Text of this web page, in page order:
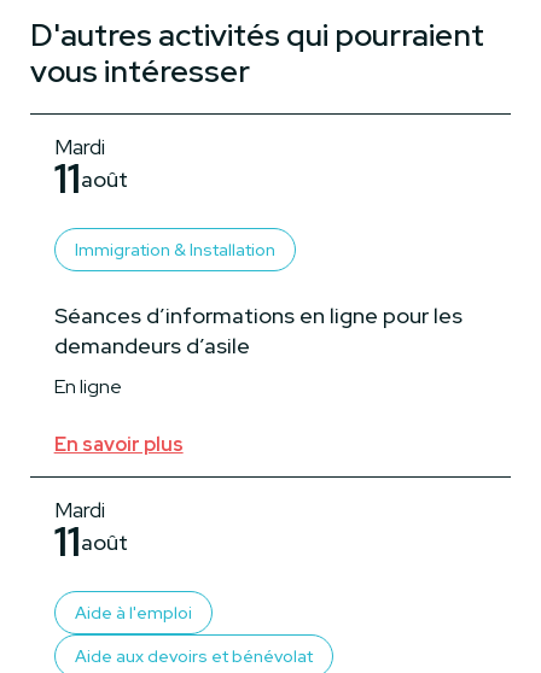
D'autres activités qui pourraient
vous intéresser
Mardi
11août
Immigration & Installation
Séances d’informations en ligne pour les
demandeurs d’asile
En ligne
En savoir plus
Mardi
11août
Aide à l'emploi
Aide aux devoirs et bénévolat